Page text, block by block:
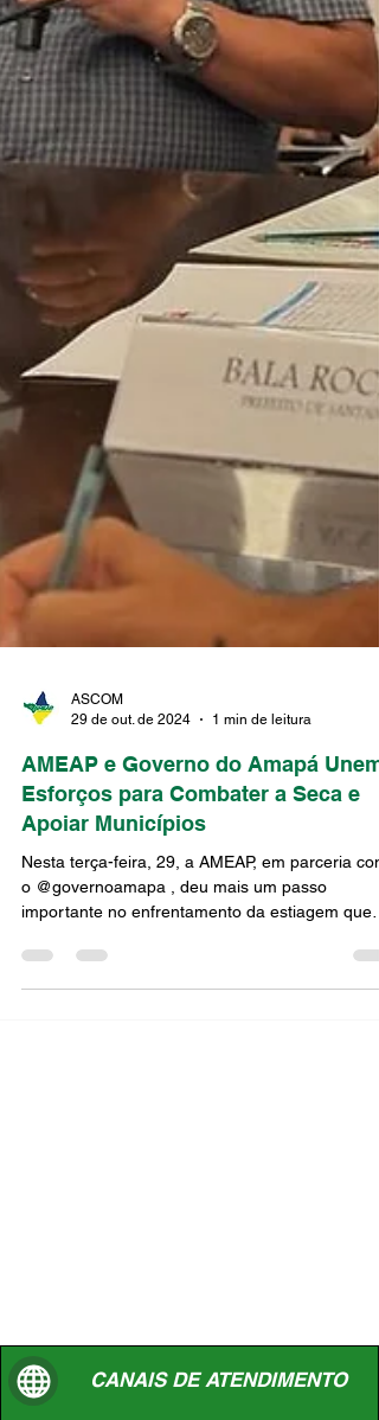
29 de out. de 2024
1 min de leitura
AMEAP e Governo do Amapá Unem
Esforços para Combater a Seca e
Apoiar Municípios
Nesta terça-feira, 29, a AMEAP, em parceria com
importante no enfrentamento da estiagem que
CANAIS DE ATENDIMENTO